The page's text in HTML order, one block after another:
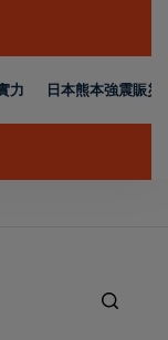
日本熊本強震賑災再